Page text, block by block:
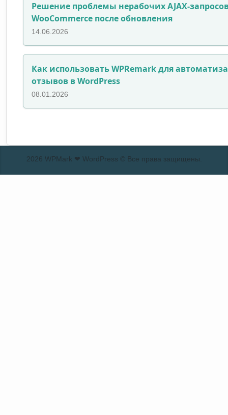
Решение проблемы нерабочих AJAX-
WooCommerce после обновления
14.06.2026
Как использовать WPRemark для
отзывов в WordPress
08.01.2026
2026 WPMark ❤ WordPress © Все права защищены.